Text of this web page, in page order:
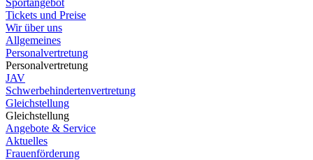
Sportangebot
Tickets und Preise
Wir über uns
Allgemeines
Personalvertretung
Personalvertretung
JAV
Schwerbehindertenvertretung
Gleichstellung
Gleichstellung
Angebote & Service
Aktuelles
Frauenförderung